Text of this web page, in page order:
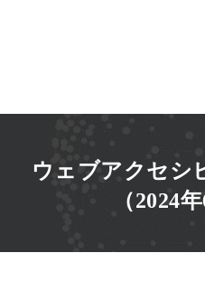
ウェブアクセシ
（2024